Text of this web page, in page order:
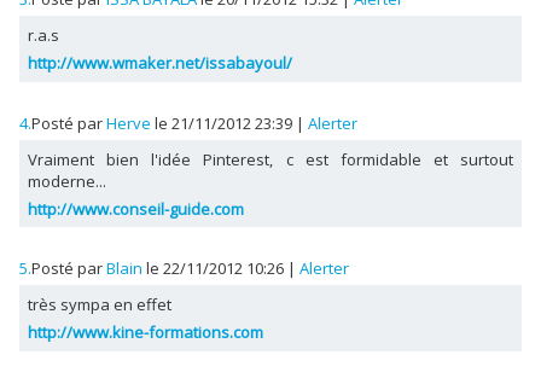
r.a.s
http://www.wmaker.net/issabayoul/
4.Posté parHerve le 21/11/2012 23:39 | Alerter
Vraiment bien l'idée Pinterest, c est formidable et surtout
moderne...
http://www.conseil-guide.com
5.Posté parBlain le 22/11/2012 10:26 | Alerter
très sympa en effet
http://www.kine-formations.com